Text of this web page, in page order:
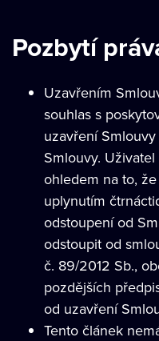
Pozbytí
Uzavřením
souhlas s
uzavření
Smlouvy.
ohledem na to,
uplynutím
odstoupení od
odstoupit od
č. 89/2012 Sb.,
pozdějších
od uzavření
Tento článek